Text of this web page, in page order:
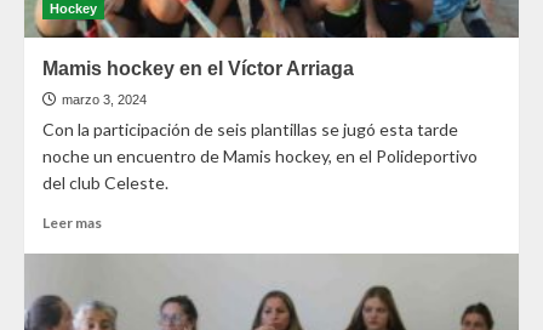
Hockey
Mamis hockey en el Víctor Arriaga
marzo 3, 2024
Con la participación de seis plantillas se jugó esta tarde
noche un encuentro de Mamis hockey, en el Polideportivo
del club Celeste.
Leer mas